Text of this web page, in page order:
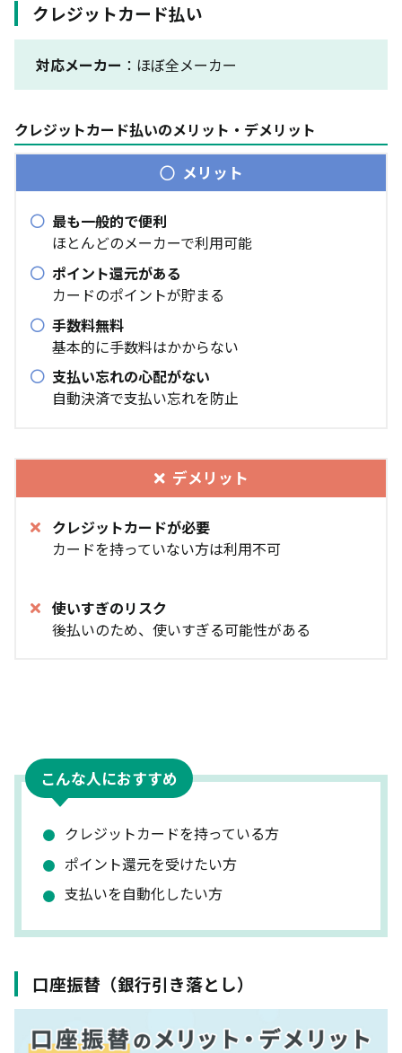
クレジットカード払い
対応メーカー ：ほぼ全メーカー
クレジットカード払いのメリット・デメリット
メリット
最も一般的で便利
ほとんどのメーカーで利用可能
ポイント還元がある
カードのポイントが貯まる
手数料無料
基本的に手数料はかからない
支払い忘れの心配がない
自動決済で支払い忘れを防止
デメリット
クレジットカードが必要
カードを持っていない方は利用不可
使いすぎのリスク
後払いのため、使いすぎる可能性がある
こんな人におすすめ
クレジットカードを持っている方
ポイント還元を受けたい方
支払いを自動化したい方
口座振替（銀行引き落とし）